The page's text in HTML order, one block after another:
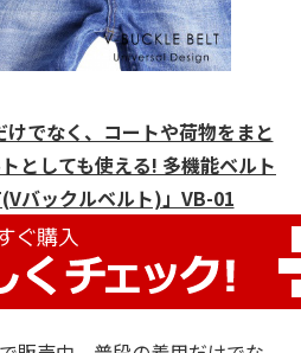
でなく、コートや荷物をまと
としても使える! 多機能ベルト
バックルベルト)」VB-01